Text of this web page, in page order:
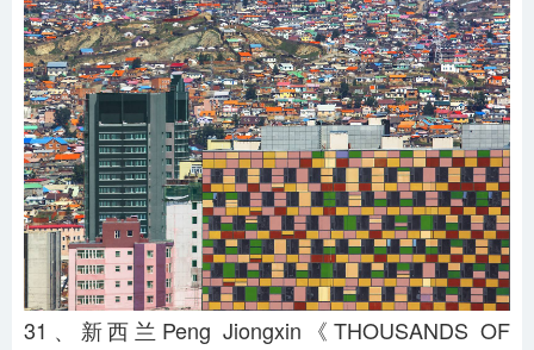
31、新西兰Peng Jiongxin《THOUSANDS OF